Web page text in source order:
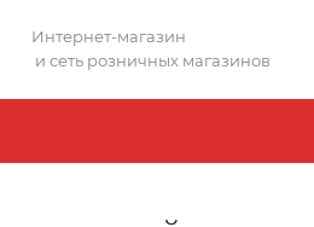
Интернет-магазин
и сеть розничных магазинов